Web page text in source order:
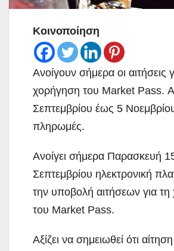
Κοινοποίηση
Ανοίγουν σήμερα οι αιτήσεις
χορήγηση του Market Pass.
Σεπτεμβρίου έως 5
πληρωμές.
Ανοίγει σήμερα Παρασκευή
Σεπτεμβρίου ηλεκτρονική
την υποβολή αιτήσεων για
του Market Pass.
Αξίζει να σημειωθεί ότι